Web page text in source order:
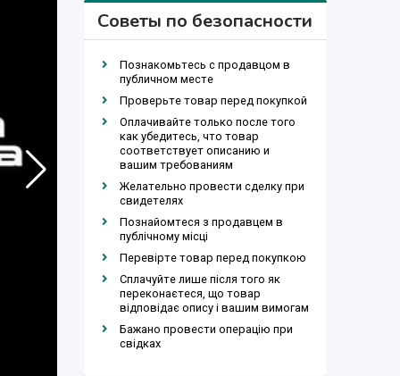
Советы по безопасности
Познакомьтесь с продавцом в
публичном месте
Проверьте товар перед покупкой
Оплачивайте только после того
как убедитесь, что товар
соответствует описанию и
вашим требованиям
Желательно провести сделку при
свидетелях
Познайомтеся з продавцем в
публічному місці
Перевірте товар перед покупкою
Сплачуйте лише після того як
переконаєтеся, що товар
відповідає опису і вашим вимогам
Бажано провести операцію при
свідках